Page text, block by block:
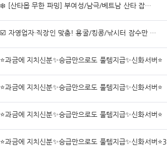
❄️ [산타몹 무한 파밍] 부여성/남극/베트남 산타 잡…
☑️ 자영업자·직장인 맞춤! 용굴/킹콩/낚시터 잠수만 …
⭐과금에 지치신분✨승급만으로도 풀템지급✨신화서버⭐
⭐과금에 지치신분✨승급만으로도 풀템지급✨신화서버⭐
⭐과금에 지치신분✨승급만으로도 풀템지급✨신화서버⭐
⭐과금에 지치신분✨승급만으로도 풀템지급✨신화서버⭐3